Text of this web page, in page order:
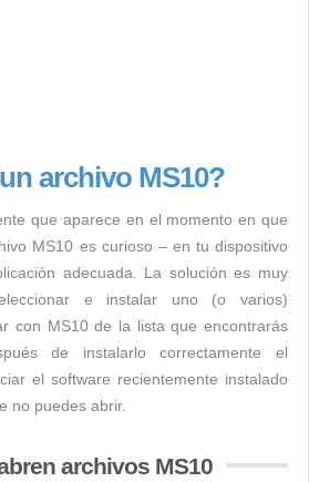
archivo MS10?
que aparece en el momento en que
MS10 es curioso – en tu dispositivo
adecuada. La solución es muy
e instalar uno (o varios)
con MS10 de la lista que encontrarás
de instalarlo correctamente el
el software recientemente instalado
no puedes abrir.
archivos MS10